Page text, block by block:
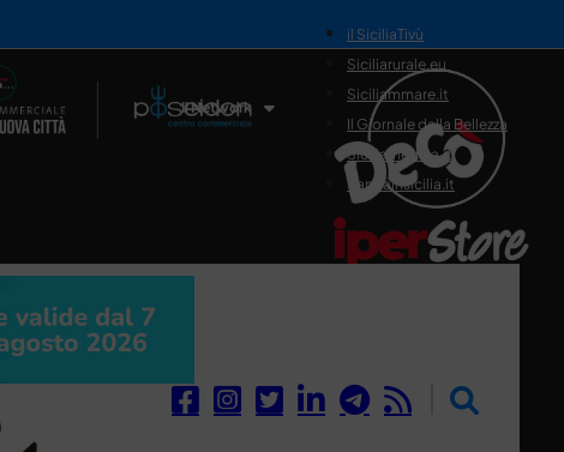
Il Network
il SiciliaTivù
Siciliarurale.eu
Siciliammare.it
Il Giornale della Bellezza
Siciliamedica.it
Sanitainsicilia.it